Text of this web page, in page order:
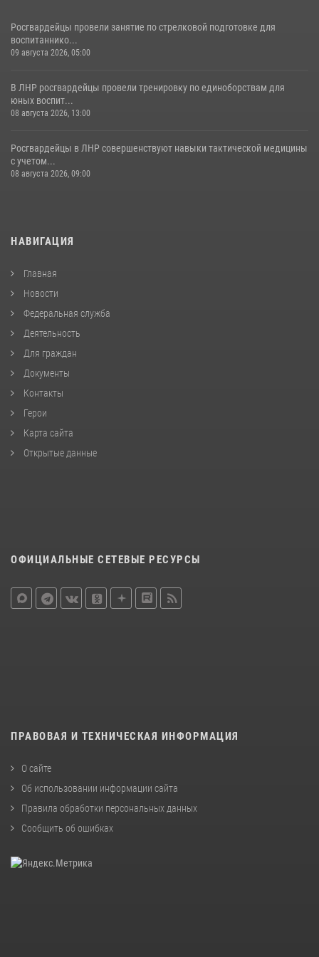
Росгвардейцы провели занятие по стрелковой подготовке для
воспитаннико...
09 августа 2026, 05:00
В ЛНР росгвардейцы провели тренировку по единоборствам для
юных воспит...
08 августа 2026, 13:00
Росгвардейцы в ЛНР совершенствуют навыки тактической медицины
с учетом...
08 августа 2026, 09:00
НАВИГАЦИЯ
Главная
Новости
Федеральная служба
Деятельность
Для граждан
Документы
Контакты
Герои
Карта сайта
Открытые данные
ОФИЦИАЛЬНЫЕ СЕТЕВЫЕ РЕСУРСЫ
ПРАВОВАЯ И ТЕХНИЧЕСКАЯ ИНФОРМАЦИЯ
О сайте
Об использовании информации сайта
Правила обработки персональных данных
Сообщить об ошибках